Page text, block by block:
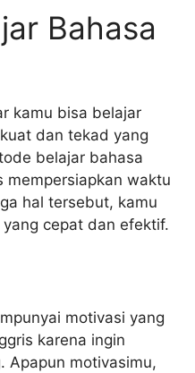
Bahasa
kamu bisa belajar
dan tekad yang
belajar bahasa
mempersiapkan waktu
hal tersebut, kamu
cepat dan efektif.
motivasi yang
karena ingin
Apapun motivasimu,